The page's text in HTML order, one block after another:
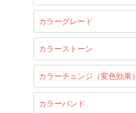
カラーグレード
カラーストーン
カラーチェンジ（変色効果）
カラーバンド